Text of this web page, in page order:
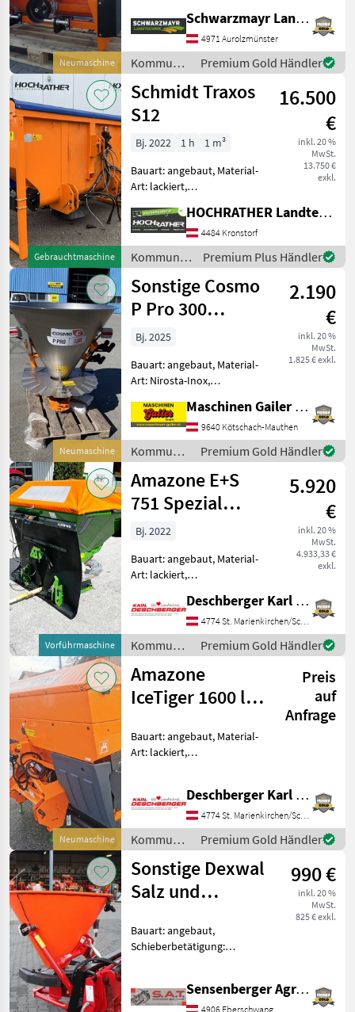
Neumaschine
mechanisch, Rührwerk,
Rührwelle, Lichtanlage,
Abdeckplane,
Streubegrenzung Nr. 60485
Walzenstreuer - 200
Schwarzmayr Landtechnik GmbH - Aurolzmünster
4971 Aurolzmünster
Kommunalgeräte
/ Eco
Technologies
Premium Gold Händler
Gebrauchtmaschine
Schmidt Traxos
S12
16.500
€
inkl. 20 %
MwSt.
13.750 €
exkl.
Bj. 2022 1 h
1 m³
Bauart: angebaut, Material-
Art: lackiert,
hydraulisch, Abdeckplane,
Streubegrenzung
Gebrauchtmaschine
Schmidt Traxos S12
(Standort Aschbach) Ausst
HOCHRATHER Landtechnik GmbH
4484 Kronstorf
Kommunalgeräte
/ Schmidt
Premium Plus Händler
Neumaschine
Sonstige Cosmo
P Pro 300
Tellerstreuer aus
Edelstahl
2.190
€
inkl. 20 %
MwSt.
1.825 € exkl.
Bj. 2025
Bauart: angebaut, Material-
Art: Nirosta-Inox,
mechanisch, Rührwelle,
Lichtanlage, Abdeckplane,
Streubegrenzung Cosmo P
Pro 300 Tellerstreuer-
Salzstreue
Maschinen Gailer GmbH
9640 Kötschach-Mauthen
Kommunalgeräte
/ Sonstige
Premium Gold Händler
Vorführmaschine
Amazone E+S
751 Spezial
Winterdienststreuer
5.920
€
inkl. 20 %
MwSt.
4.933,33 €
exkl.
Bj. 2022
Bauart: angebaut, Material-
Art: lackiert,
hydraulisch, Rührwerk,
Lichtanlage, Abdeckplane,
Streubegrenzung Amazone
E+S 751 Spezial
Winterdienststreuer
Deschberger Karl Landtechnik GesmbH & Co KG
4774 St. Marienkirchen/Schärding
Kommunalgeräte
/ Amazone
Premium Gold Händler
Neumaschine
Amazone
IceTiger 1600 l
Winterdienststreuer
Preis
auf
Anfrage
Bauart: angebaut, Material-
Art: lackiert,
Abdeckplane,
Streubegrenzung Amazone
IceTiger 1600 l
Winterdienststreuer -
Lackier
Deschberger Karl Landtechnik GesmbH & Co KG
4774 St. Marienkirchen/Schärding
Kommunalgeräte
/ Amazone
Premium Gold Händler
Sonstige Dexwal
Salz und
400 lt-NEU
990 €
inkl. 20 %
MwSt.
825 € exkl.
Bauart: angebaut,
Schieberbetätigung:
Streubegrenzung Neue Salz
Sensenberger Agrar-Technik
4906 Eberschwang